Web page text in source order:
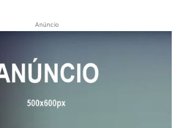
Anúncio